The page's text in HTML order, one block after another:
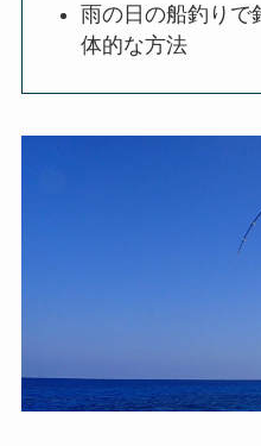
雨の日の船釣りで
体的な方法